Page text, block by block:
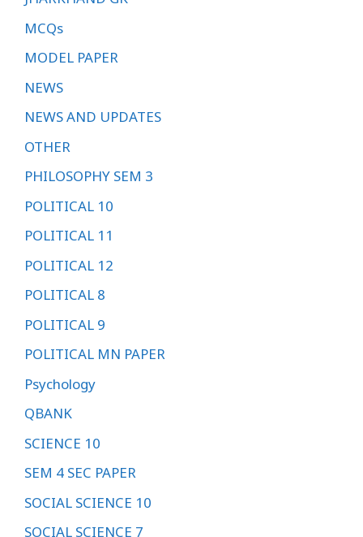
MCQs
MODEL PAPER
NEWS
NEWS AND UPDATES
OTHER
PHILOSOPHY SEM 3
POLITICAL 10
POLITICAL 11
POLITICAL 12
POLITICAL 8
POLITICAL 9
POLITICAL MN PAPER
Psychology
QBANK
SCIENCE 10
SEM 4 SEC PAPER
SOCIAL SCIENCE 10
SOCIAL SCIENCE 7